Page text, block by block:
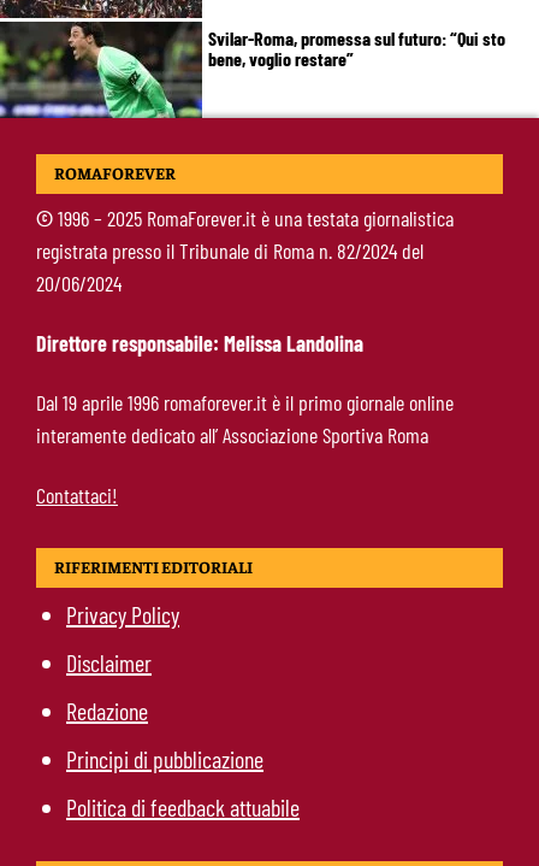
Svilar-Roma, promessa sul futuro: “Qui sto
bene, voglio restare”
Castro-Roma, messaggio Scudetto: “Non sono
Manfrè-Roma, nuova era nel vivaio: raccoglie
l’eredità di Bruno Conti
ROMAFOREVER
©1996 – 2025 RomaForever.it è una testata giornalistica
registrata presso il Tribunale di Roma n. 82/2024 del
20/06/2024
Direttore responsabile: Melissa Landolina
Dal 19 aprile 1996 romaforever.it è il primo giornale online
interamente dedicato all’ Associazione Sportiva Roma
Contattaci!
RIFERIMENTI EDITORIALI
Privacy Policy
Disclaimer
Redazione
Principi di pubblicazione
Politica di feedback attuabile